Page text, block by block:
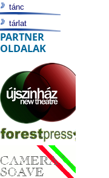
tánc
tárlat
PARTNER
OLDALAK